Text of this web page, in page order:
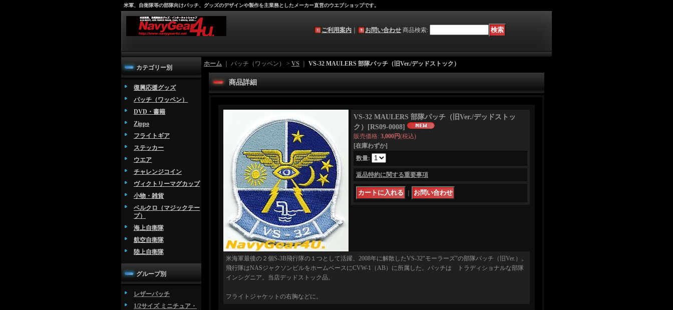
米軍、自衛隊等の部隊向けパッチ、グッズのデザインや製作を主業務としたメーカー直営のウエブショップです。
ご利用案内 お問い合わせ 商品検索:
カテゴリー別
復興応援グッズ
パッチ（ワッペン）
DVD・書籍
Zippo
フライトギア
ステッカー
ウエア
チャレンジコイン
ヴィクトリーマグカップ
小物・雑貨
ベルクロ（マジックテー
プ）
海上自衛隊
航空自衛隊
陸上自衛隊
グループ別
レザーパッチ
1/2サイズ ミニチュア・
ホーム ｜ パッチ（ワッペン） > VS VS-32 MAULERS 部隊パッチ（旧Ver./デッドストック）
商品詳細
VS-32 MAULERS 部隊パッチ（旧Ver./デッドストッ
ク）
[RS09-0008]
販売価格: 3,000円(税込)
[在庫わずか]
数量:
返品特約に関する重要事項
米海軍最後の２個S-3B飛行隊の１つとして活躍、2008年に解散したVS-32"モーラーズ"の部隊パッチ（旧Ver.）。
飛行隊はNASジャクソンビルをホームベースにCVW-1（AB）に所属した。パッチは トラディショナルな部隊
インシグニア。当店デッドストック品。
フライトジャケットの右胸などに。